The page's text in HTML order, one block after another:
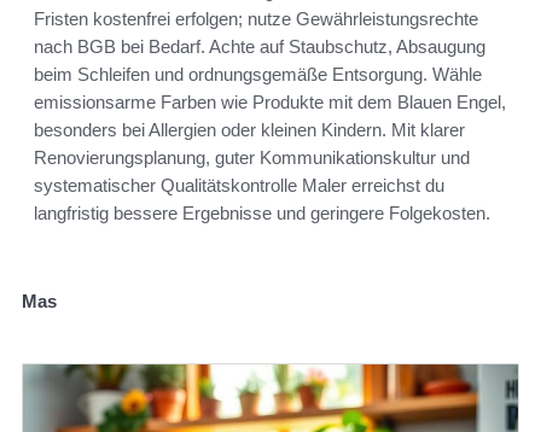
Fristen kostenfrei erfolgen; nutze Gewährleistungsrechte
nach BGB bei Bedarf. Achte auf Staubschutz, Absaugung
beim Schleifen und ordnungsgemäße Entsorgung. Wähle
emissionsarme Farben wie Produkte mit dem Blauen Engel,
besonders bei Allergien oder kleinen Kindern. Mit klarer
Renovierungsplanung, guter Kommunikationskultur und
systematischer Qualitätskontrolle Maler erreichst du
langfristig bessere Ergebnisse und geringere Folgekosten.
Mas